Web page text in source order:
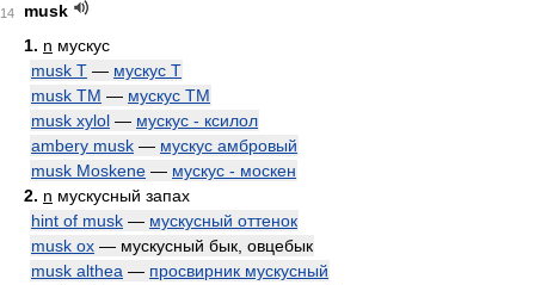
14
musk
1. n мускус
musk T — мускус Т
musk TM — мускус ТМ
musk xylol — мускус - ксилол
ambery musk — мускус амбровый
musk Moskene — мускус - москен
2. n мускусный запах
hint of musk — мускусный оттенок
musk ox — мускусный бык, овцебык
musk althea — просвирник мускусный